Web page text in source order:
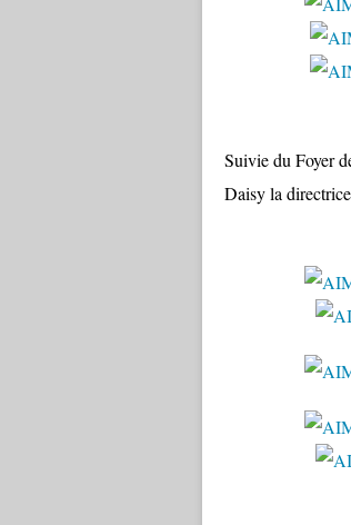
Suivie du Foyer
Daisy la